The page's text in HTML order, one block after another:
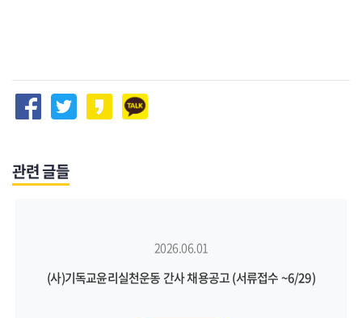
관련 글들
2026.06.01
(사)기독교윤리실천운동 간사 채용공고 (서류접수 ~6/29)